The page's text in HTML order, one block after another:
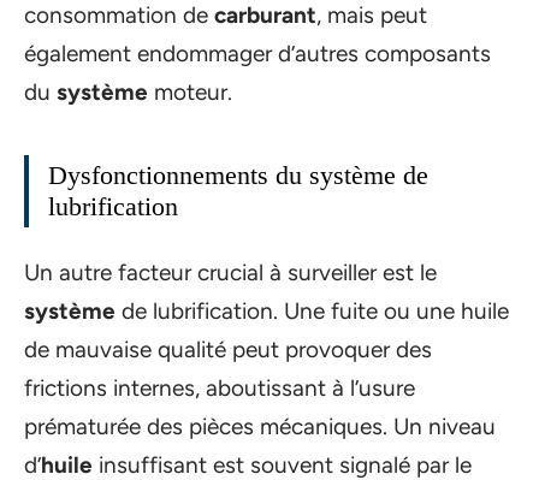
consommation de carburant, mais peut
également endommager d’autres composants
du système moteur.
Dysfonctionnements du système de
lubrification
Un autre facteur crucial à surveiller est le
système de lubrification. Une fuite ou une huile
de mauvaise qualité peut provoquer des
frictions internes, aboutissant à l’usure
prématurée des pièces mécaniques. Un niveau
d’huile insuffisant est souvent signalé par le